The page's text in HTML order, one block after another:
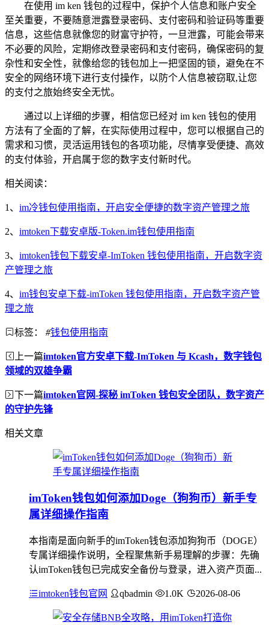
在使用 im ken 钱包的过程中，保护个人信息和账户安全
至关重要，不要随意泄露登录密码、支付密码和验证码等重要
信息，这些信息就像您的财富守护符，一旦泄露，可能会带来
不必要的风险，定期修改登录密码和支付密码，确保密码的复
杂性和安全性，就像给您的钱包加上一把坚固的锁，避免在不
安全的网络环境下进行支付操作，以防个人信息被窃取,让您
的支付之旅始终安全无忧。
通过以上详细的步骤，相信您已经对 im ken 钱包的使用
方法有了全面的了解，在实际使用过程中，您可以根据自己的
需求和习惯，灵活运用钱包的各项功能，尽情享受便捷、高效
的支付体验，开启属于您的数字支付新时代。
相关阅读：
1、 im冷钱包使用指南，开启安全便捷的数字资产管理之旅
2、 imtoken下载安卓版-Token.im钱包使用指南
3、 imtoken钱包下载安卓-ImToken 钱包使用指南，开启数字资
产管理之旅
4、 im钱包安卓下载-imToken 钱包使用指南，开启数字资产管
理之旅
标签： #钱包使用指南
上一篇imtoken官方安卓下载-ImToken 与 Kcash，数字钱包
领域的双雄争霸
下一篇imtoken官网-探秘 imToken 钱包安全团队，数字资产
的守护先锋
相关文章
imToken钱包如何添加Doge（狗狗币）新手专
属详细操作指南
本指南是面向新手的imToken钱包添加狗狗币（DOGE）
专属详细操作说明，全程聚焦新手易理解的步骤：先确
认imToken钱包已完成安全备份与登录，进入资产页面...
imtoken钱包官网 qbadmin 1.0K 2026-08-06